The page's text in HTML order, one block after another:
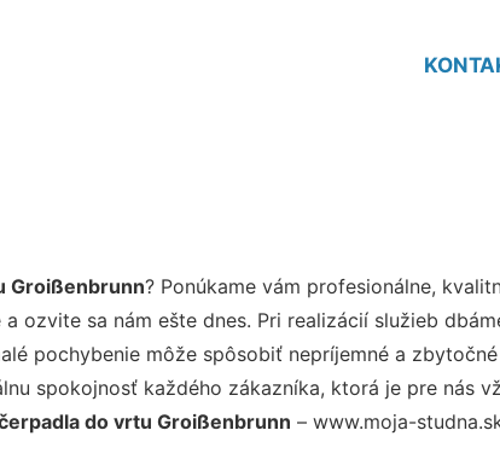
Groißenbrunn? Ponúkame vám profesionálne,
ozvite sa nám ešte dnes. Pri realizácií služieb
pochybenie môže spôsobiť nepríjemné a
spokojnosť každého zákazníka, ktorá je pre nás
do vrtu Groißenbrunn – www.moja-